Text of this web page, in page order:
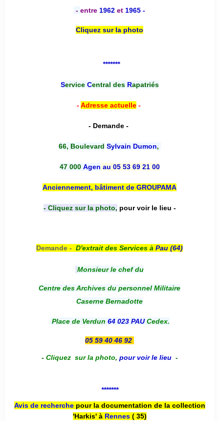
- entre 1962 et 1965 -
Cliquez sur la photo
*******
Service Central desRapatriés
-Adresse actuelle-
- Demande -
66, Boulevard Sylvain Dumon,
47 000 Agen au 05 53 69 21 00
Anciennement, bâtiment de GROUPAMA
- Cliquez sur la photo, pour voir le lieu -
Demande - D'extrait des Services à Pau (64)
Monsieur le chef du
Centre des Archives du personnel Militaire
Caserne Bernadotte
Place de Verdun 64 023 PAUCedex.
05 59 40 46 92
- Cliquez sur la photo, pour voir le lieu -
*******
Avis de recherche pour la documentation de la collection
'Harkis' à Rennes( 35)